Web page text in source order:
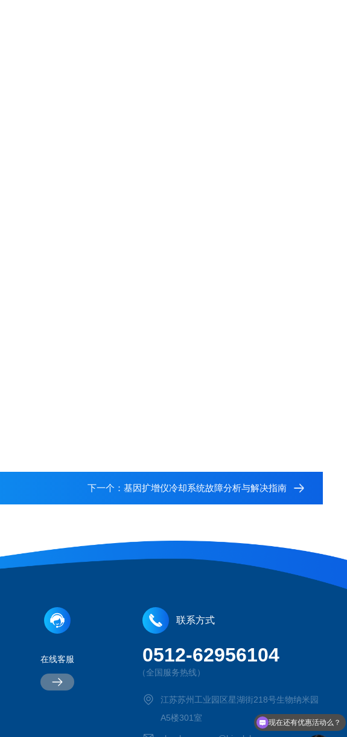
下一个： 基因扩增仪冷却系统故障分析与解决指南
在线客服
联系方式
0512-62956104
（全国服务热线）
江苏苏州工业园区星湖街218号生物纳米园
A5楼301室
现在还有优惠活动么？